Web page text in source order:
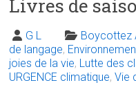
Livres de
G L Boycottez
de langage,
joies de la vie, Lutte des
URGENCE climatique,Vie